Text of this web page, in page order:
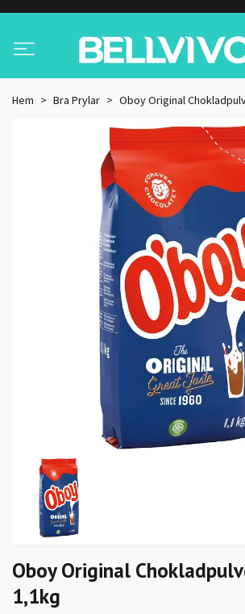
Hem Bra Prylar Oboy Original
Oboy Original
1,1kg